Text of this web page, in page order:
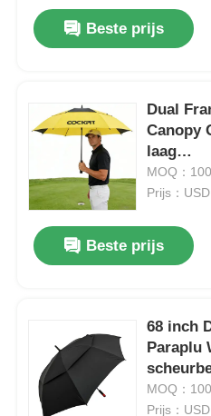
Beste prijs
Dual
Canopy
laag
MOQ：
Prijs：
Beste prijs
68 inch
Paraplu
MOQ：
Prijs：